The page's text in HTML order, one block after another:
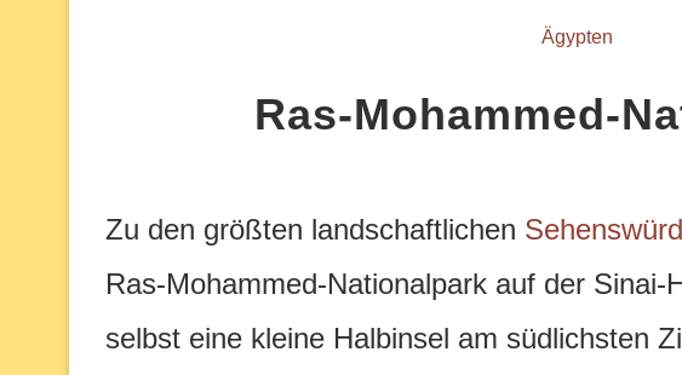
Ägypten
Ras-Mohammed-
Zu den größten landschaftlichen
Ras-Mohammed-Nationalpark auf der Sinai-
selbst eine kleine Halbinsel am südlichsten